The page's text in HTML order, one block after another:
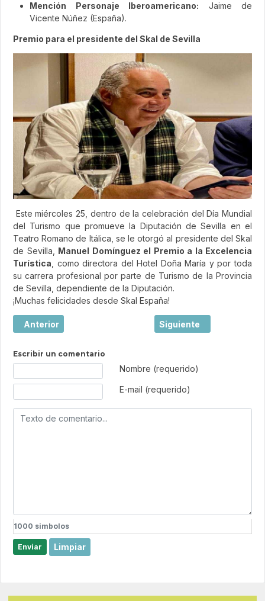
Mención Personaje Iberoamericano: Jaime de
Vicente Núñez (España).
Premio para el presidente del Skal de Sevilla
Este miércoles 25, dentro de la celebración del Día Mundial
del Turismo que promueve la Diputación de Sevilla en el
Teatro Romano de Itálica, se le otorgó al presidente del Skal
de Sevilla, Manuel Domínguez el Premio a la Excelencia
Turística , como directora del Hotel Doña María y por toda
su carrera profesional por parte de Turismo de la Provincia
de Sevilla, dependiente de la Diputación.
¡Muchas felicidades desde Skal España!
Artículo anterior: Singapore Airlines nombra a Kevin Lee
Anterior Artículo siguiente:
Siguiente
Escribir un comentario
Nombre (requerido)
E-mail (requerido)
1000 simbolos
Enviar Limpiar